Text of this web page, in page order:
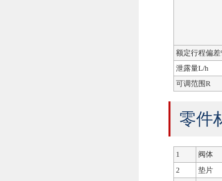
额定行程偏差
泄露量L/h
可调范围R
零件
1
阀体
2
垫片